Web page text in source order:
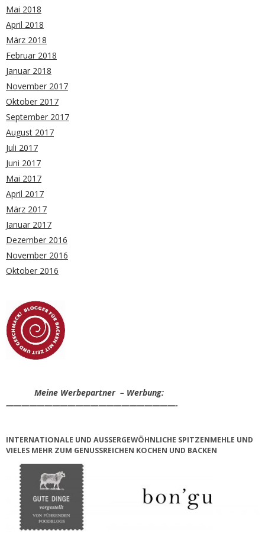
Mai 2018
April 2018
März 2018
Februar 2018
Januar 2018
November 2017
Oktober 2017
September 2017
August 2017
Juli 2017
Juni 2017
Mai 2017
April 2017
März 2017
Januar 2017
Dezember 2016
November 2016
Oktober 2016
Meine Werbepartner – Werbung:
——————————————————————-
INTERNATIONALE UND AUSSERGEWÖHNLICHE SPITZENMEHLE UND V
IELES MEHR ZUM GENUSSREICHEN KOCHEN UND BACKEN